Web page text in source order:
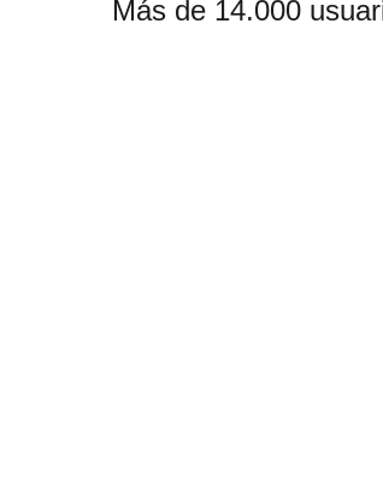
Más de 14.000